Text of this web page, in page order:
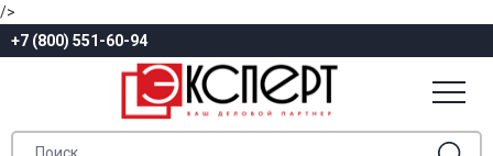
/>
+7 (800) 551-60-94